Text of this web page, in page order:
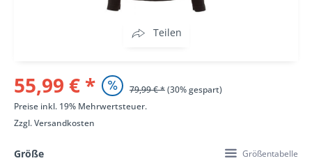
Teilen
55,99 € * 79,99 € *(30% gespart)
Preise inkl. 19% Mehrwertsteuer.
Zzgl.Versandkosten
Größe Größentabelle